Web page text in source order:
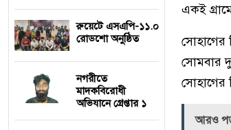
রুয়েটে এসএপি-১১.০
রোডশো অনুষ্ঠিত
নগরীতে
মাদকবিরোধী
অভিযানে গ্রেপ্তার ১
একই
সোমবার
সোহাগের
আরও